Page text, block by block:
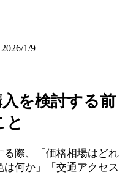
2026/1/9
を検討する前
と
際、「価格相場はどれ
は何か」「交通アクセス